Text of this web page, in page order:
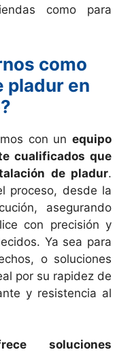
como para
como
pladur en
con un equipo
cualificados que
de pladur.
proceso, desde la
asegurando
con precisión y
Ya sea para
o soluciones
por su rapidez de
y resistencia al
soluciones